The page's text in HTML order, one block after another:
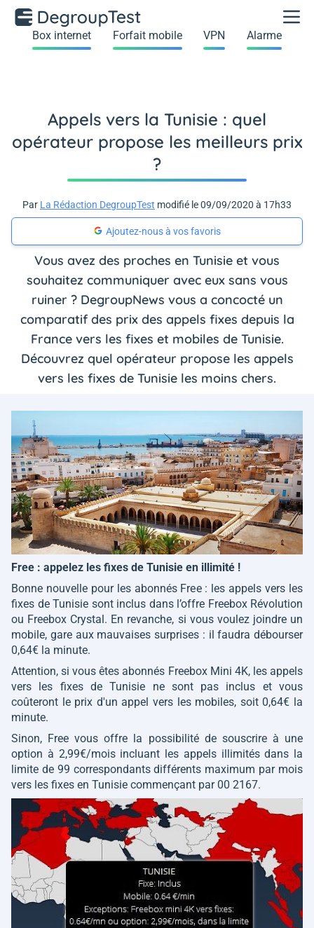
Box internet Forfait mobile VPN Alarme
Appels vers la Tunisie : quel
opérateur propose les meilleurs prix
?
Par La Rédaction DegroupTest modifié le 09/09/2020 à 17h33
Ajoutez-nous à vos favoris
Vous avez des proches en Tunisie et vous
souhaitez communiquer avec eux sans vous
ruiner ? DegroupNews vous a concocté un
comparatif des prix des appels fixes depuis la
France vers les fixes et mobiles de Tunisie.
Découvrez quel opérateur propose les appels
vers les fixes de Tunisie les moins chers.
Free : appelez les fixes de Tunisie en illimité !
Bonne nouvelle pour les abonnés Free : les appels vers les
fixes de Tunisie sont inclus dans l’offre Freebox Révolution
ou Freebox Crystal. En revanche, si vous voulez joindre un
mobile, gare aux mauvaises surprises : il faudra débourser
0,64€ la minute.
Attention, si vous êtes abonnés Freebox Mini 4K, les appels
vers les fixes de Tunisie ne sont pas inclus et vous
coûteront le prix d'un appel vers les mobiles, soit 0,64€ la
minute.
Sinon, Free vous offre la possibilité de souscrire à une
option à 2,99€/mois incluant les appels illimités dans la
limite de 99 correspondants différents maximum par mois
vers les fixes en Tunisie commençant par 00 2167.